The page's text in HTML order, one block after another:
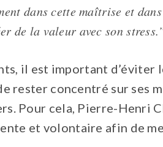
dans cette maîtrise et
de la valeur avec son
il est important d’éviter
rester concentré sur ses
Pour cela, Pierre-Henri
et volontaire afin de